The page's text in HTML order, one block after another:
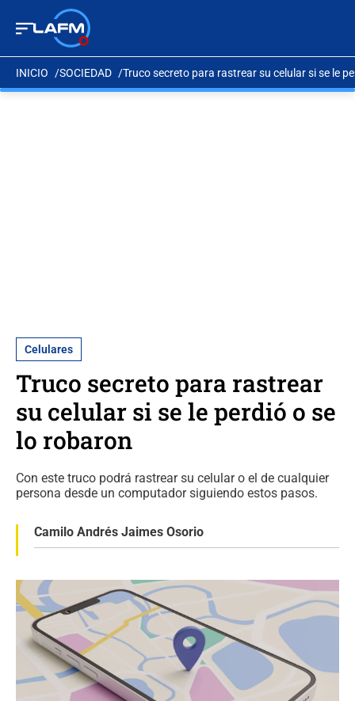
INICIO SOCIEDAD Truco secreto para rastrear su celular si se le
Celulares
Truco secreto para rastrear
su celular si se le perdió o se
lo robaron
Con este truco podrá rastrear su celular o el de cualquier
persona desde un computador siguiendo estos pasos.
Camilo Andrés Jaimes Osorio